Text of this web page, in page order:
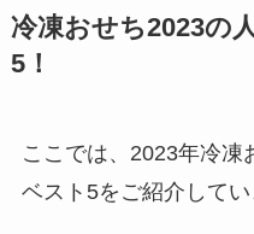
冷凍おせち2023の
5！
ここでは、2023年冷凍
ベスト5をご紹介してい